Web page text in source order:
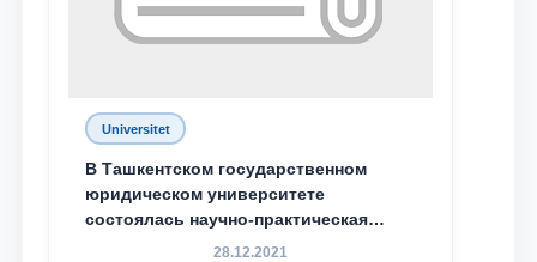
Ваше имя и фамилия
Почта
отправить
Universitet
В Ташкентском государственном
юридическом университете
состоялась научно-практическая
конференция магистрантов
28.12.2021